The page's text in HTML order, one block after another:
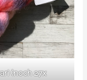
(noch 27x